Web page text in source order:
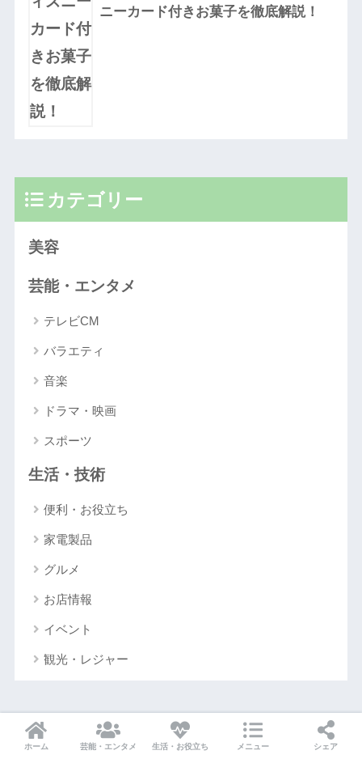
ニーカード付きお菓子を徹底解説！
カテゴリー
美容
芸能・エンタメ
テレビCM
バラエティ
音楽
ドラマ・映画
スポーツ
生活・技術
便利・お役立ち
家電製品
グルメ
お店情報
イベント
観光・レジャー
アーカイブ
ホーム 芸能・エンタメ 生活・お役立ち メニュー シェア